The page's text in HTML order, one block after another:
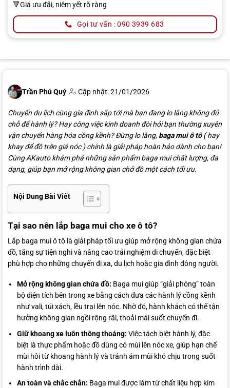
🔻Giá ưu đãi, niêm yết rõ ràng
Gọi tư vấn : 090 3939 683
Trần Phú Quý· Cập nhật: 21/01/2026
Chuyến du lịch cùng gia đình sắp tới mà bạn đang lo lắng không đủ
chỗ để hành lý? Hay công việc kinh doanh đòi hỏi bạn thường xuyên
vận chuyển hàng hóa cồng kềnh? Đừng lo lắng,baga mui ô tô( hay
khay để đồ trên giá nóc ) chính là giải pháp hoàn hảo dành cho bạn!
Cùng AKauto khám phá những sản phẩm baga mui chất lượng, đa
dạng, giúp bạn mở rộng không gian chở đồ một cách tối ưu.
Nội Dung Bài Viết
Tại sao nên lắp baga mui cho xe ô tô?
Lắp baga mui ô tô là giải pháp tối ưu giúp mở rộng không gian chứa
đồ, tăng sự tiện nghi và nâng cao trải nghiệm di chuyển, đặc biệt
phù hợp cho những chuyến đi xa, du lịch hoặc gia đình đông người.
Mở rộng không gian chứa đồ: Baga mui giúp “giải phóng” toàn
bộ diện tích bên trong xe bằng cách đưa các hành lý cồng kềnh
như vali, túi xách, lều trại lên nóc. Nhờ đó, hành khách có thể tận
hưởng không gian ngồi rộng rãi, thoải mái suốt chuyến đi.
Giữ khoang xe luôn thông thoáng: Việc tách biệt hành lý, đặc
biệt là thực phẩm hoặc đồ dùng có mùi lên nóc xe, giúp hạn chế
mùi hôi từ khoang hành lý và tránh ám mùi khó chịu trong suốt
hành trình dài.
An toàn và chắc chắn: Baga mui được làm từ chất liệu hợp kim